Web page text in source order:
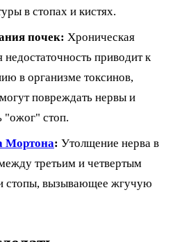
в стопах и кистях.
почек: Хроническая
недостаточность приводит к
в организме токсинов,
повреждать нервы и
"ожог" стоп.
Мортона: Утолщение нерва в
третьим и четвертым
стопы, вызывающее жгучую